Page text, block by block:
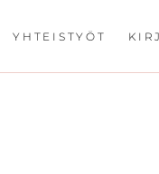
YHTEISTYÖT